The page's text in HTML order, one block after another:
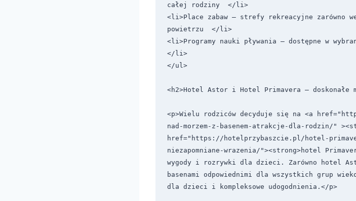
całej rodziny  </li>
<li>Place zabaw – strefy rekreacyjne zarówno
powietrzu  </li>
<li>Programy nauki pływania – dostępne w
</li>
</ul>
<h2>Hotel Astor i Hotel Primavera – doskonałe
<p>Wielu rodziców decyduje się na <a
nad-morzem-z-basenem-atrakcje-dla-rodzin/"
href="https://hotelprzybaszcie.pl/hotel-
niezapomniane-wrazenia/"><strong>hotel
wygody i rozrywki dla dzieci. Zarówno hotel
basenami odpowiednimi dla wszystkich grup
dla dzieci i kompleksowe udogodnienia.</p>